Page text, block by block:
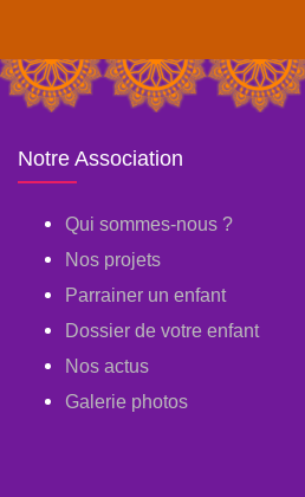
Notre Association
Qui sommes-nous ?
Nos projets
Parrainer un enfant
Dossier de votre enfant
Nos actus
Galerie photos